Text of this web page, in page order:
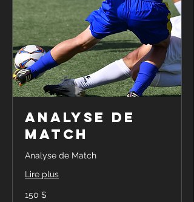
Analyse de
Match
Analyse de Match
Lire plus
150 dollars
canadiens
150 $